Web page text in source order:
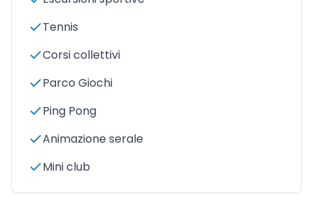
Tennis
Corsi collettivi
Parco Giochi
Ping Pong
Animazione serale
Mini club